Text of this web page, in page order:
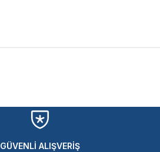
Yorum Yaz
GÜVENLİ ALIŞVERİŞ